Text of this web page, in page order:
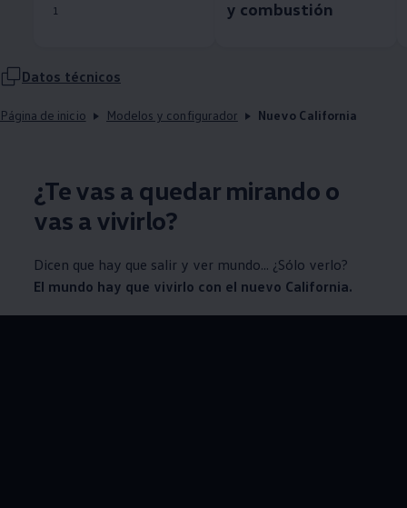
1
y combustión
Datos técnicos
Página de inicio Modelos y configurador Nuevo California
¿Te vas a quedar mirando o
vas a vivirlo?
Dicen que hay que salir y ver mundo... ¿Sólo verlo?
El mundo hay que vivirlo con el nuevo California.